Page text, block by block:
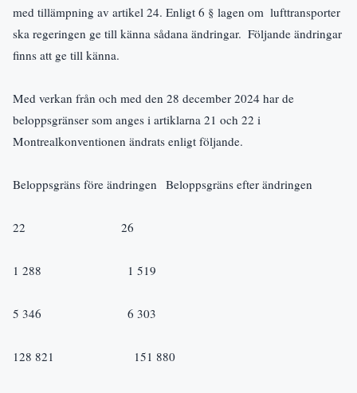
med tillämpning av artikel 24. Enligt 6 § lagen om  lufttransporter
ska regeringen ge till känna sådana ändringar.  Följande ändringar
finns att ge till känna.
Med verkan från och med den 28 december 2024 har de
beloppsgränser som anges i artiklarna 21 och 22 i
Montrealkonventionen ändrats enligt följande.
Beloppsgräns före ändringen	Beloppsgräns efter ändringen
22                              26
1 288                           1 519
5 346                           6 303
128 821                         151 880